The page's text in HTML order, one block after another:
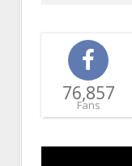
76,857
Fans